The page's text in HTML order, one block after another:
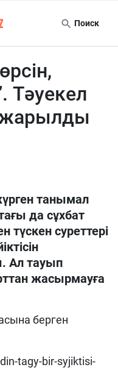
Поиск
жарылды
танымал
да сұхбат
түскен суреттері
Ал тауып
жасырмауға
берген
tagy-bir-syjiktisi-